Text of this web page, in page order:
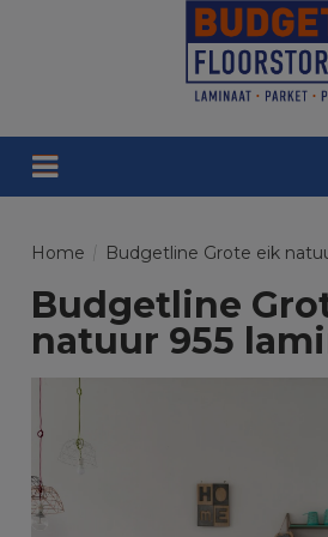
Home Budgetline Grote eik
Budgetline
natuur 955